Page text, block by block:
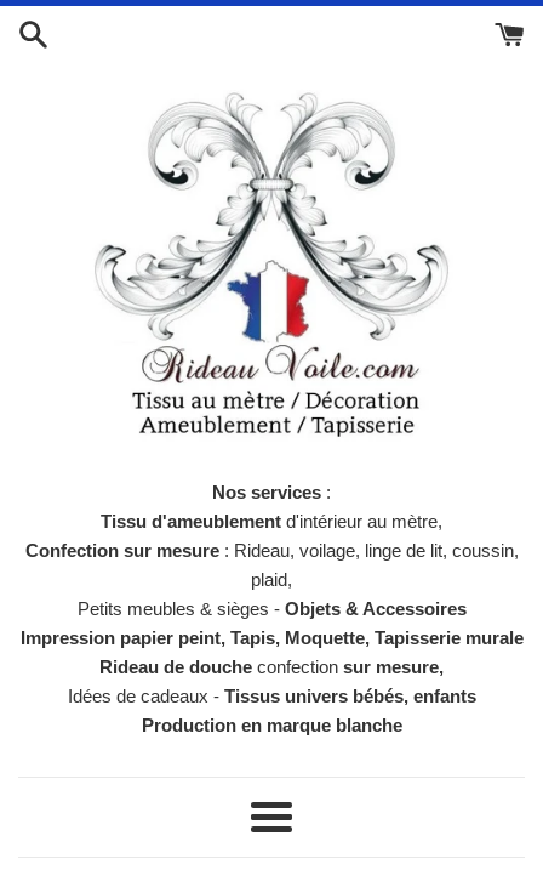
Passer
Nos services :
Tissu d'ameublement d'intérieur au mètre,
Confection sur mesure: Rideau, voilage, linge de lit, coussin,
plaid,
Petits meubles & sièges - Objets & Accessoires
Impression papier peint, Tapis, Moquette, Tapisserie murale
Rideau de douche confection sur mesure,
Idées de cadeaux - Tissus univers bébés, enfants
Production en marque blanche
Menu